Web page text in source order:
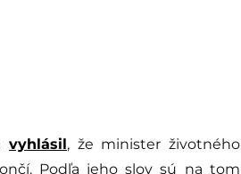
vyhlásil, že minister životného
Podľa jeho slov sú na tom